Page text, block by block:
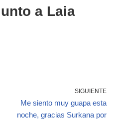
a Laia
SIGUIENTE
Me siento muy guapa esta
noche, gracias Surkana por